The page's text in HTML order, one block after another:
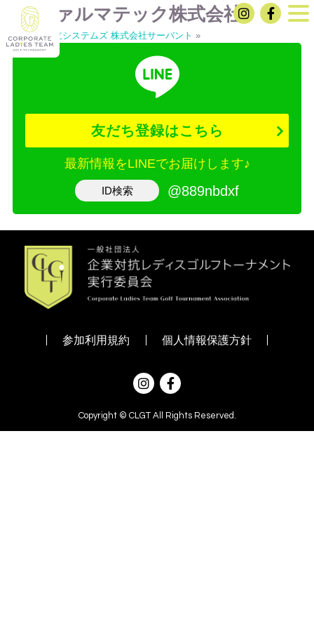
太陽ファルマテック株式会社
株式会社日立システムズ 株式会社サーバント »
友だち登録はこちら
最新情報をLINEでお届けします♪
ID検索 @889nbdxf
参加利用規約 個人情報保護方針
Copyright © CLGT All Rights Reserved.